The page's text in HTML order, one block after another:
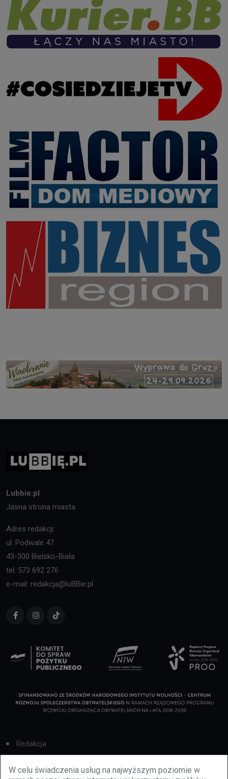
W celu świadczenia usług na najwyższym poziomie w
Lubbie.pl
Jasna strona miasta
Adres redakcji:
ul. Podwale 47
43-300 Bielsko-Biała
tel. 573 692 276
e-mail: redakcja@luBBie.pl
Redakcja
Cookies